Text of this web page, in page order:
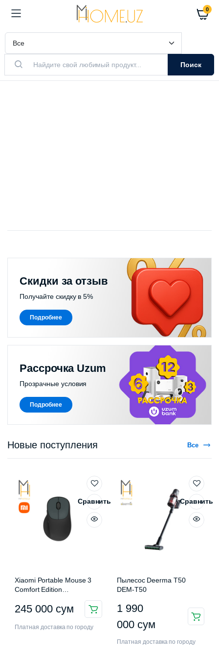
0
Поиск
Скидки за отзыв
Получайте скидку в 5%
Подробнее
Рассрочка Uzum
Прозрачные условия
Подробнее
Новые поступления Все
Сравнить
Xiaomi Portable Mouse 3
Comfort Edition
245 000 сум
Платная доставка по городу
Сравнить
Пылесос Deerma T50
DEM-T50
1 990
000 сум
Платная доставка по городу